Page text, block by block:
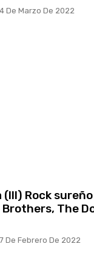
De Marzo De 2022
Rock sureño
The
De Febrero De 2022